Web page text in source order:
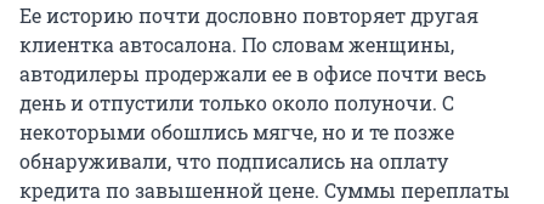
Ее историю почти дословно повторяет другая
клиентка автосалона. По словам женщины,
автодилеры продержали ее в офисе почти весь
день и отпустили только около полуночи. С
некоторыми обошлись мягче, но и те позже
обнаруживали, что подписались на оплату
кредита по завышенной цене. Суммы переплаты